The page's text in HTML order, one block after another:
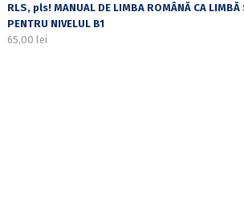
RLS, pls! MANUAL DE LIMBA ROMÂNĂ CA LIMBĂ
PENTRU NIVELUL B1
65,00 lei